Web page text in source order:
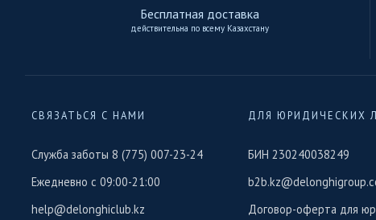
Бесплатная доставка
действительна по всему Казахстану
СВЯЗАТЬСЯ С НАМИ
Служба заботы 8 (775) 007-23-24
Ежедневно с 09:00-21:00
help@delonghiclub.kz
ДЛЯ ЮРИДИЧЕСКИХ
БИН 230240038249
Договор-оферта для